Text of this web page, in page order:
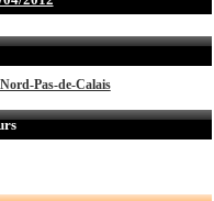
Pas-de-Calais